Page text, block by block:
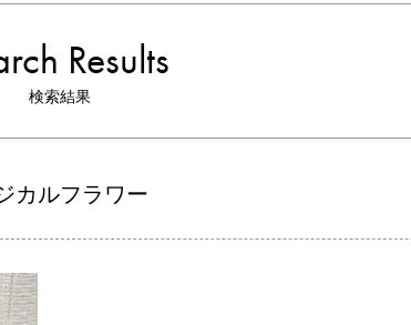
Results
検索結果
カルフラワー